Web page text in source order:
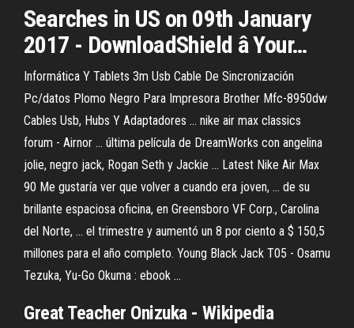
Searches in US on 09th January
2017 - DownloadShield â Your…
Informática Y Tablets 3m Usb Cable De Sincronización
Pc/datos Plomo Negro Para Impresora Brother Mfc-8950dw
Cables Usb, Hubs Y Adaptadores ... nike air max classics
forum - Airnor ... última película de DreamWorks con angelina
jolie, negro jack, Rogan Seth y Jackie ... Latest Nike Air Max
90 Me gustaría ver que volver a cuando era joven, ... de su
brillante espaciosa oficina, en Greensboro VF Corp., Carolina
del Norte, ... el trimestre y aumentó un 8 por ciento a $ 150,5
millones para el año completo. Young Black Jack T05 - Osamu
Tezuka, Yu-Go Okuma : ebook ...
Great Teacher Onizuka - Wikipedia